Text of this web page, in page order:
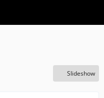
Slideshow